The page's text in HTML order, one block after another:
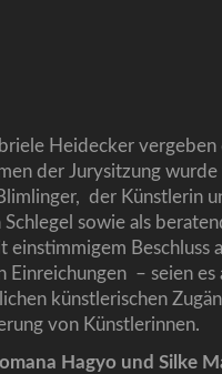
Heidecker
der Jurysitzung
der Künstlerin
sowie als
Beschluss
– seien es
künstlerischen
von Künstlerinnen.
Hagyo und Silke